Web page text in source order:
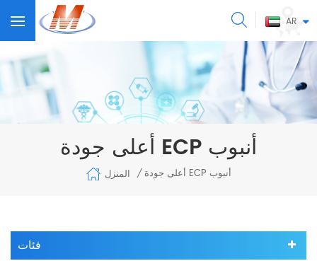
AR
أعلى جودة ECP أنبوب
المنزل / أعلى جودة ECP أنبوب
فئات